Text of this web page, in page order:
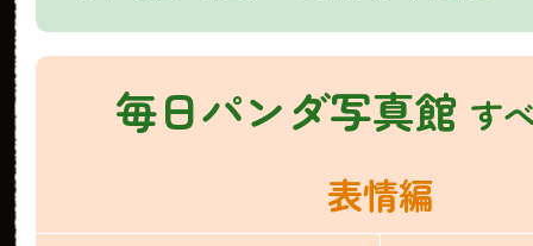
毎日パンダ写真館 す
表情編